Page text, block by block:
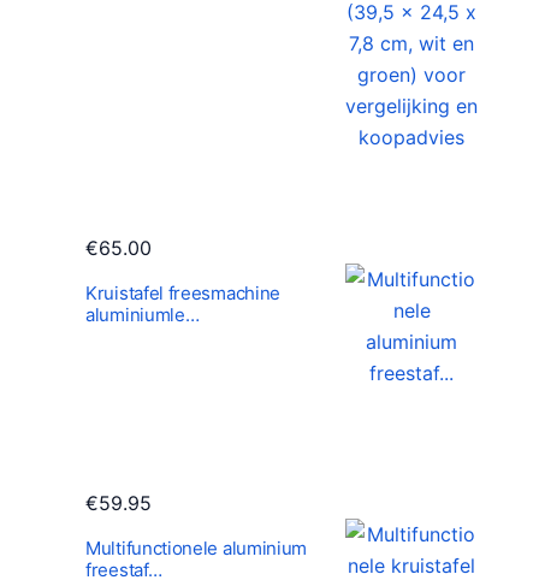
€65.00
Kruistafel freesmachine
aluminiumle…
€59.95
Multifunctionele aluminium
freestaf…